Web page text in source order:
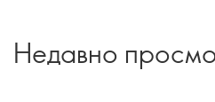
Недавно